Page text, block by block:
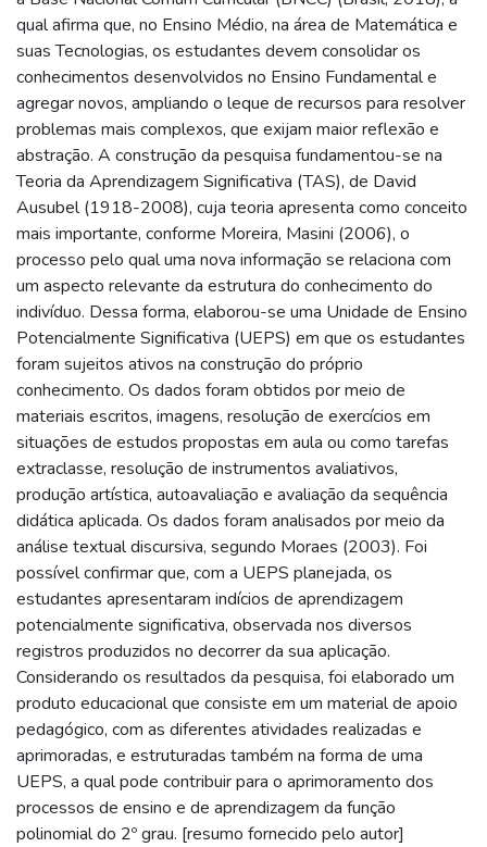
qual afirma que, no Ensino Médio, na área de Matemática e
suas Tecnologias, os estudantes devem consolidar os
conhecimentos desenvolvidos no Ensino Fundamental e
agregar novos, ampliando o leque de recursos para resolver
problemas mais complexos, que exijam maior reflexão e
abstração. A construção da pesquisa fundamentou-se na
Teoria da Aprendizagem Significativa (TAS), de David
Ausubel (1918-2008), cuja teoria apresenta como conceito
mais importante, conforme Moreira, Masini (2006), o
processo pelo qual uma nova informação se relaciona com
um aspecto relevante da estrutura do conhecimento do
indivíduo. Dessa forma, elaborou-se uma Unidade de Ensino
Potencialmente Significativa (UEPS) em que os estudantes
foram sujeitos ativos na construção do próprio
conhecimento. Os dados foram obtidos por meio de
materiais escritos, imagens, resolução de exercícios em
situações de estudos propostas em aula ou como tarefas
extraclasse, resolução de instrumentos avaliativos,
produção artística, autoavaliação e avaliação da sequência
didática aplicada. Os dados foram analisados por meio da
análise textual discursiva, segundo Moraes (2003). Foi
possível confirmar que, com a UEPS planejada, os
estudantes apresentaram indícios de aprendizagem
potencialmente significativa, observada nos diversos
registros produzidos no decorrer da sua aplicação.
Considerando os resultados da pesquisa, foi elaborado um
produto educacional que consiste em um material de apoio
pedagógico, com as diferentes atividades realizadas e
aprimoradas, e estruturadas também na forma de uma
UEPS, a qual pode contribuir para o aprimoramento dos
processos de ensino e de aprendizagem da função
polinomial do 2º grau. [resumo fornecido pelo autor]